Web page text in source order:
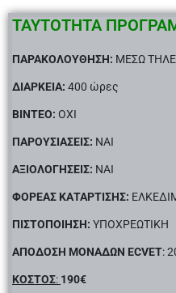
ΤΑΥΤΟΤΗΤΑ
ΠΑΡΑΚΟΛΟΥΘΗΣΗ: ΜΕΣΩ
ΔΙΑΡΚΕΙΑ: 400 ώρες
BINTEO: ΟΧΙ
ΠΑΡΟΥΣΙΑΣΕΙΣ: ΝΑΙ
ΑΞΙΟΛΟΓΗΣΕΙΣ: ΝΑΙ
ΦΟΡΕΑΣ ΚΑΤΑΡΤΙΣΗΣ:
ΠΙΣΤΟΠΟΙΗΣΗ: ΥΠΟΧΡΕΩΤΙΚΗ
ΑΠΟΔΟΣΗ ΜΟΝΑΔΩΝ ECVET:
ΚΟΣΤΟΣ: 190€